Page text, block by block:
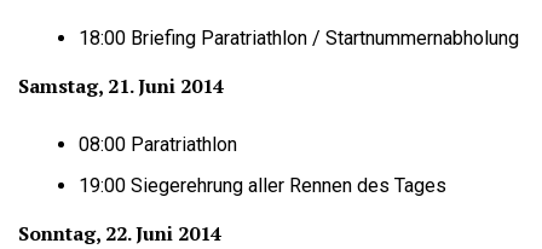
18:00 Briefing Paratriathlon / Startnummernabholung
Samstag, 21. Juni 2014
08:00 Paratriathlon
19:00 Siegerehrung aller Rennen des Tages
Sonntag, 22. Juni 2014